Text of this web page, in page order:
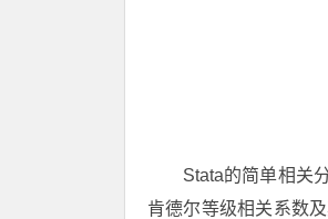
Stata的简单相关
肯德尔等级相关系数